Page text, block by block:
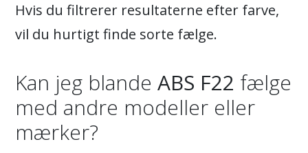
Hvis du filtrerer resultaterne efter farve,
vil du hurtigt finde sorte fælge.
Kan jeg blande ABS F22 fælge
med andre modeller eller
mærker?